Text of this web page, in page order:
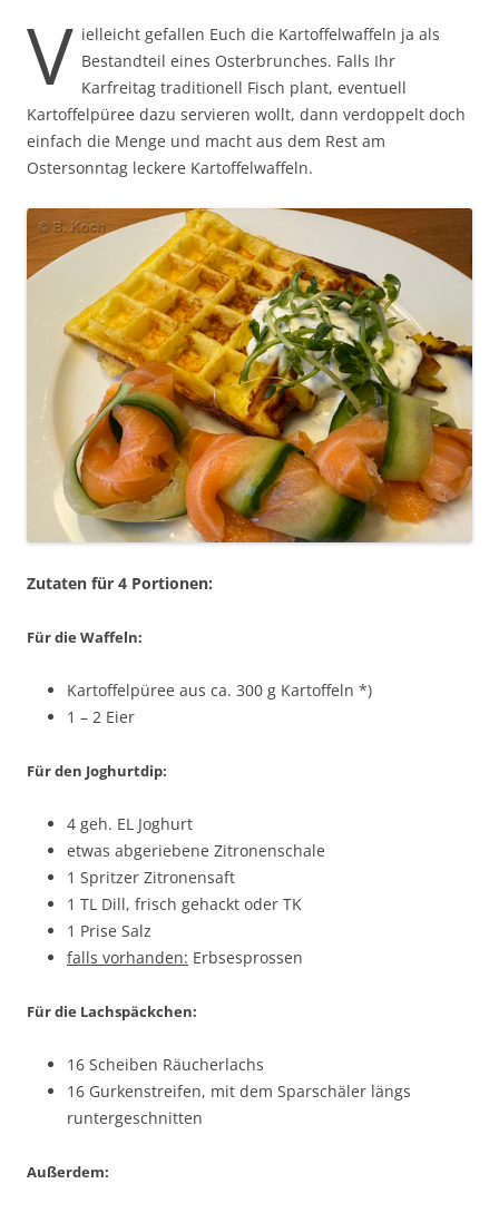
V ielleicht gefallen Euch die Kartoffelwaffeln ja als
Bestandteil eines Osterbrunches. Falls Ihr
Karfreitag traditionell Fisch plant, eventuell
Kartoffelpüree dazu servieren wollt, dann verdoppelt doch
einfach die Menge und macht aus dem Rest am
Ostersonntag leckere Kartoffelwaffeln.
Zutaten für 4 Portionen:
Für die Waffeln:
Kartoffelpüree aus ca. 300 g Kartoffeln *)
1 – 2 Eier
Für den Joghurtdip:
4 geh. EL Joghurt
etwas abgeriebene Zitronenschale
1 Spritzer Zitronensaft
1 TL Dill, frisch gehackt oder TK
1 Prise Salz
falls vorhanden: Erbsesprossen
Für die Lachspäckchen:
16 Scheiben Räucherlachs
16 Gurkenstreifen, mit dem Sparschäler längs
runtergeschnitten
Außerdem: